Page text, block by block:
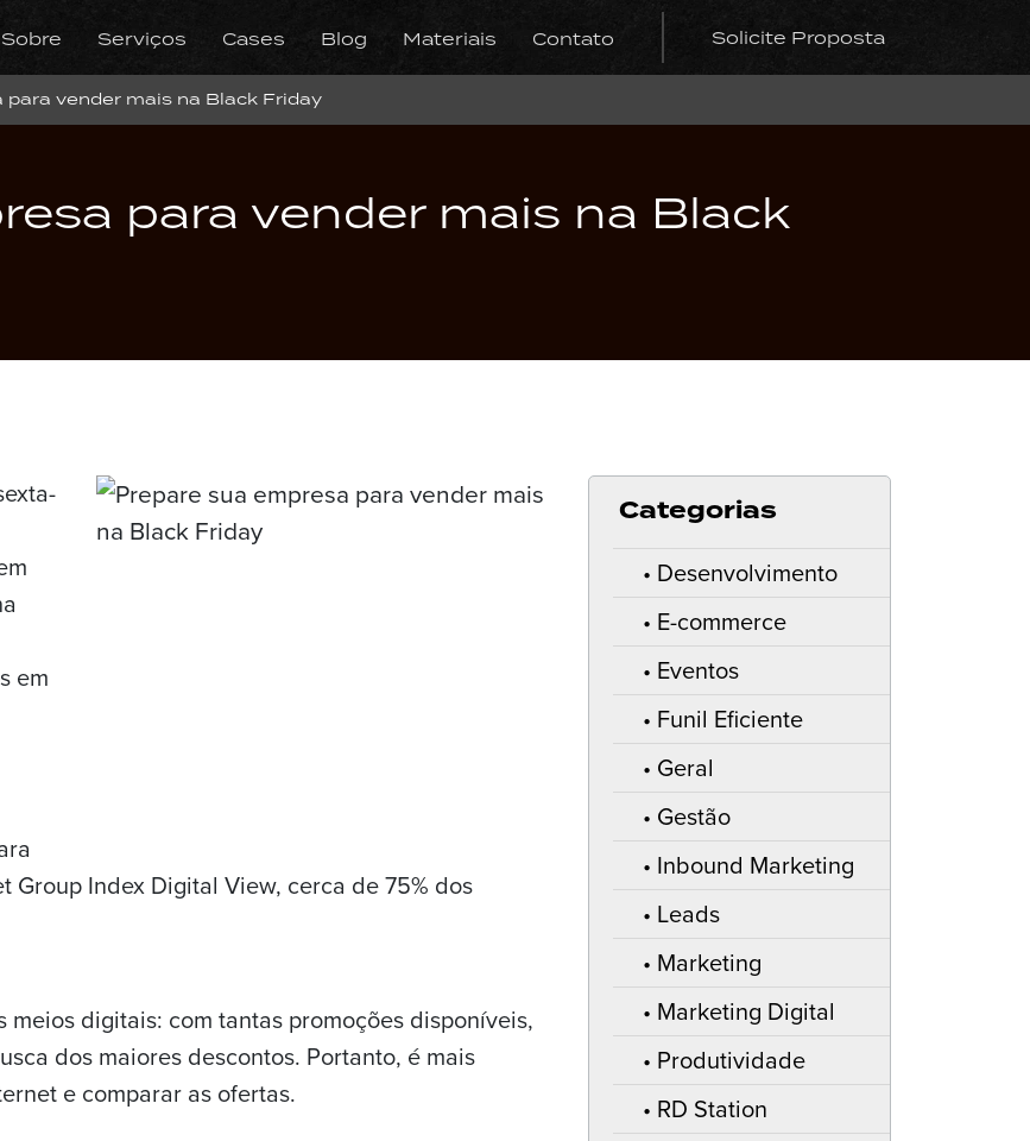
Sobre Serviços Cases Blog Materiais Contato Solicite Proposta
vender mais na Black Friday
para vender mais na Black
em
Group Index Digital View, cerca de 75% dos
digitais: com tantas promoções disponíveis,
dos maiores descontos. Portanto, é mais
e comparar as ofertas.
Categorias
Desenvolvimento
E-commerce
Eventos
Funil Eficiente
Geral
Gestão
Inbound Marketing
Leads
Marketing
Marketing Digital
Produtividade
RD Station